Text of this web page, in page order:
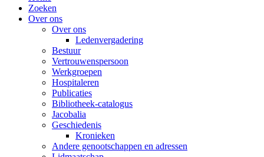
Zoeken
Over ons
Over ons
Ledenvergadering
Bestuur
Vertrouwenspersoon
Werkgroepen
Hospitaleren
Publicaties
Bibliotheek-catalogus
Jacobalia
Geschiedenis
Kronieken
Andere genootschappen en adressen